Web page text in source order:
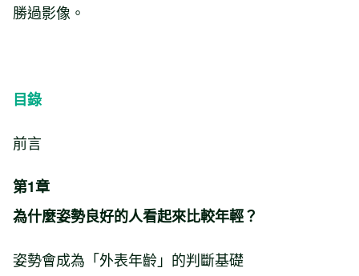
勝過影像。
目錄
前言
第1章
為什麼姿勢良好的人看起來比較年輕？
姿勢會成為「外表年齡」的判斷基礎